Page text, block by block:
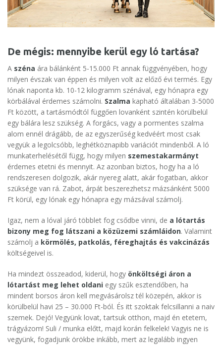
De mégis: mennyibe kerül egy ló tartása?
A széna ára bálánként 5-15.000 Ft annak függvényében, hogy
milyen évszak van éppen és milyen volt az előző évi termés. Egy
lónak naponta kb. 10-12 kilogramm szénával, egy hónapra egy
körbálával érdemes számolni. Szalma kapható általában 3-5000
Ft között, a tartásmódtól függően lovanként szintén körülbelül
egy bálára lesz szükség. A forgács, vagy a pormentes szalma
alom ennél drágább, de az egyszerűség kedvéért most csak
vegyük a legolcsóbb, leghétköznapibb variációt mindenből. A ló
munkaterhelésétől függ, hogy milyen szemestakarmányt
érdemes etetni és mennyit. Az azonban biztos, hogy ha a ló
rendszeresen dolgozik, akár nyereg alatt, akár fogatban, akkor
szüksége van rá. Zabot, árpát beszerezhetsz mázsánként 5000
Ft körül, egy lónak egy hónapra egy mázsával számolj.
Igaz, nem a lóval járó többlet fog csődbe vinni, de a lótartás
bizony meg fog látszani a közüzemi számláidon. Valamint
számolj a körmölés, patkolás, féreghajtás és vakcinázás
költségeivel is.
Ha mindezt összeadod, kiderül, hogy önköltségi áron a
lótartást meg lehet oldani egy szűk esztendőben, ha
mindent borsos áron kell megvásárolsz tél közepén, akkor is
körülbelül havi 25 – 30.000 Ft-ból. És itt szoktak felcsillanni a naiv
szemek. Dejó! Vegyünk lovat, tartsuk otthon, majd én etetem,
trágyázom! Suli / munka előtt, majd korán felkelek! Vagyis ne is
vegyünk, fogadjunk örökbe inkább, mert az legalább ingyen